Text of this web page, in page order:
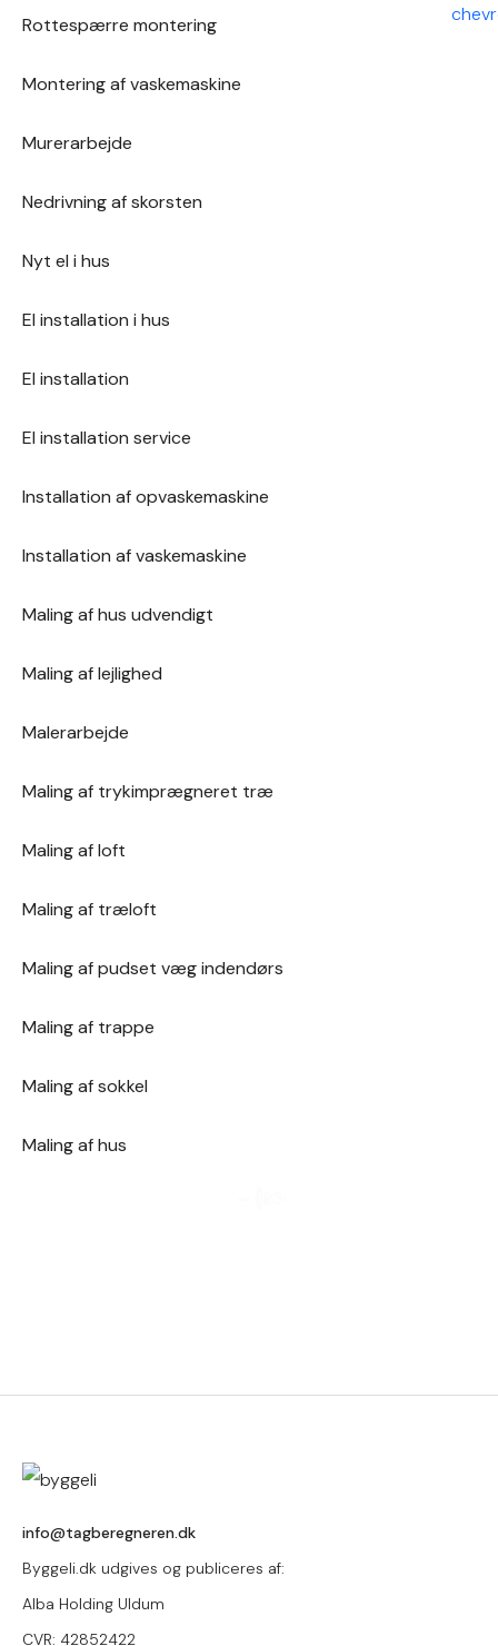
udstede en installationsattest, der dokumenterer, at
Det anbefales at få en autoriseret elektriker til at
og overholdelse af gældende lovgivning.
Rottespærre montering
Montering af vaskemaskine
Murerarbejde
Nedrivning af skorsten
Nyt el i hus
El installation i hus
El installation
El installation service
Installation af opvaskemaskine
Installation af vaskemaskine
Maling af hus udvendigt
Maling af lejlighed
Malerarbejde
Maling af trykimprægneret træ
Maling af loft
Maling af træloft
Maling af pudset væg indendørs
Maling af trappe
Maling af sokkel
Maling af hus
info@tagberegneren.dk
Byggeli.dk udgives og publiceres af:
Alba Holding Uldum
CVR: 42852422